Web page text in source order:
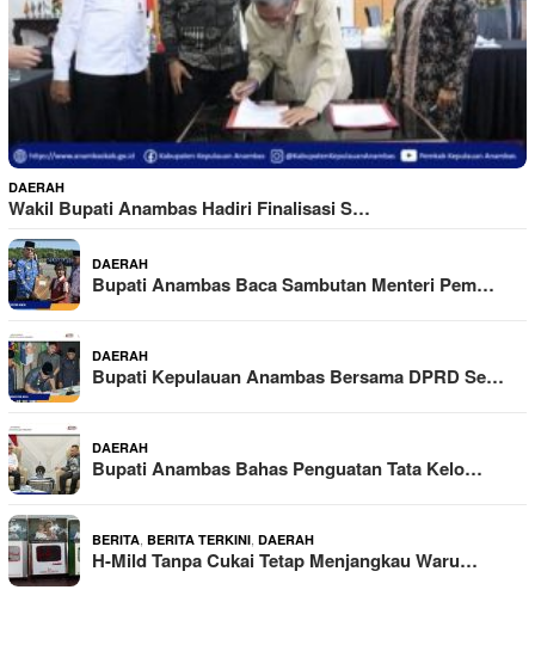
DAERAH
Wakil Bupati Anambas Hadiri Finalisasi S…
DAERAH
Bupati Anambas Baca Sambutan Menteri Pem…
DAERAH
Bupati Kepulauan Anambas Bersama DPRD Se…
DAERAH
Bupati Anambas Bahas Penguatan Tata Kelo…
BERITA BERITA TERKINI DAERAH
H-Mild Tanpa Cukai Tetap Menjangkau Waru…